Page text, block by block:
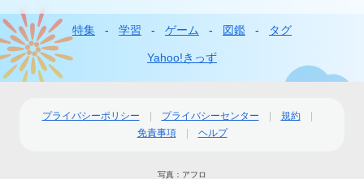
フ
ッ
タ
ー
特集 学習 ゲーム 図鑑 タグ
Yahoo!きっず
プライバシーポリシー プライバシーセンター
規約
免責事項
ヘルプ
写真：アフロ